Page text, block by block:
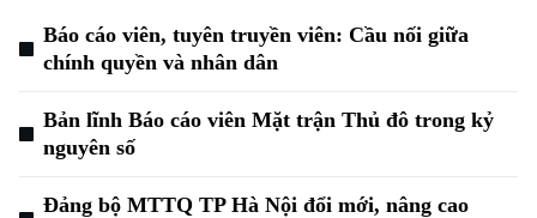
Xu hướng
Báo cáo viên, tuyên truyền viên: Cầu nối giữa
chính quyền và nhân dân
Bản lĩnh Báo cáo viên Mặt trận Thủ đô trong kỷ
nguyên số
Đảng bộ MTTQ TP Hà Nội đổi mới, nâng cao